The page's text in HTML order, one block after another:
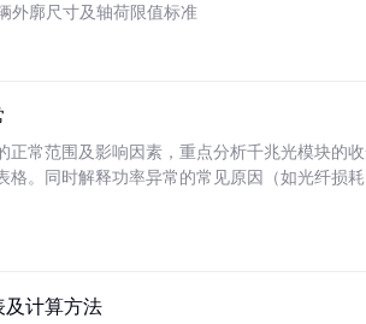
外廓尺寸及轴荷限值标准
正常范围及影响因素，重点分析千兆光模块的
格。同时解释功率异常的常见原因（如光纤损
及计算方法